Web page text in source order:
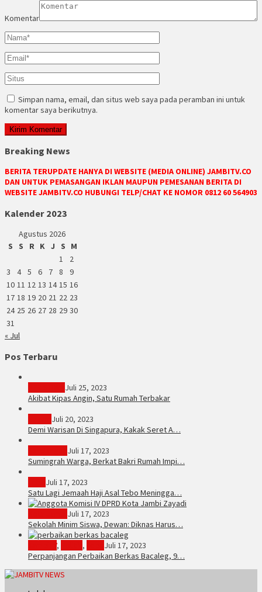
Komentar
Simpan nama, email, dan situs web saya pada peramban ini untuk
komentar saya berikutnya.
Breaking News
BERITA TERUPDATE HANYA DI WEBSITE (MEDIA ONLINE) JAMBITV.CO
DAN UNTUK PEMASANGAN IKLAN MAUPUN PEMESANAN BERITA DI
WEBSITE JAMBITV.CO HUBUNGI TELP/CHAT KE NOMOR 0812 60 564903
Kalender 2023
Agustus 2026
S
S R K J S
M
1
2
3
4 5 6 7 8
9
10 11 12 13 14 15 16
17 18 19 20 21 22 23
24 25 26 27 28 29 30
31
« Jul
Pos Terbaru
Juli 25, 2023
Akibat Kipas Angin, Satu Rumah Terbakar
Juli 20, 2023
Demi Warisan Di Singapura, Kakak Seret A…
Juli 17, 2023
Sumingrah Warga, Berkat Bakri Rumah Impi…
Juli 17, 2023
Satu Lagi Jemaah Haji Asal Tebo Meningga…
Juli 17, 2023
Sekolah Minim Siswa, Dewan: Diknas Harus…
, ,
Juli 17, 2023
Perpanjangan Perbaikan Berkas Bacaleg, 9…